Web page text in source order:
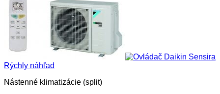
Rýchly náhľad
Nástenné klimatizácie (split)